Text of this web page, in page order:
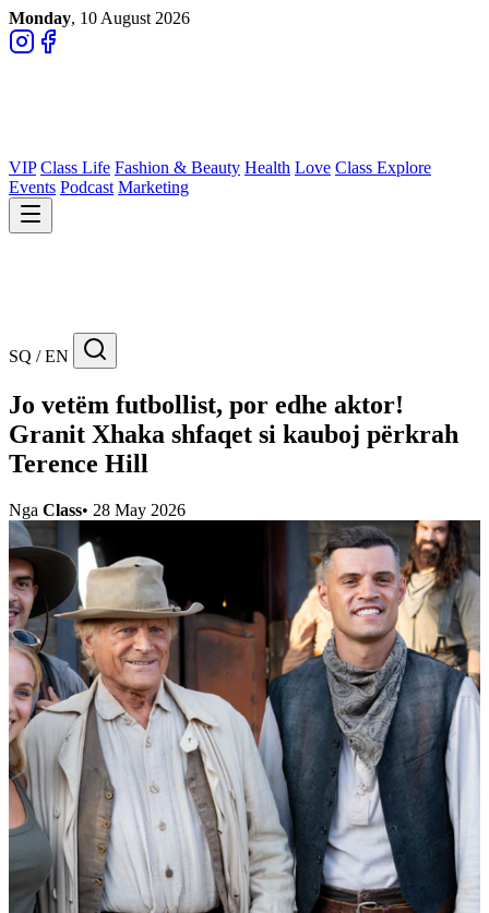
Monday, 10 August 2026
VIP Class Life Fashion & Beauty Health Love Class Explore
Events Podcast Marketing
SQ / EN
Jo vetëm futbollist, por edhe aktor!
Granit Xhaka shfaqet si kauboj përkrah
Terence Hill
Nga Class• 28 May 2026